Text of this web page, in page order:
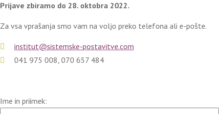
Prijave zbiramo do 28. oktobra 2022.
Za vsa vprašanja smo vam na voljo preko telefona ali e-pošte.
institut@sistemske-postavitve.com
041 975 008, 070 657 484
Ime in priimek: